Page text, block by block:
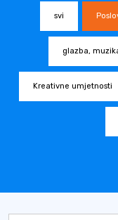
svi
glazba,
Kreativne umjetnosti